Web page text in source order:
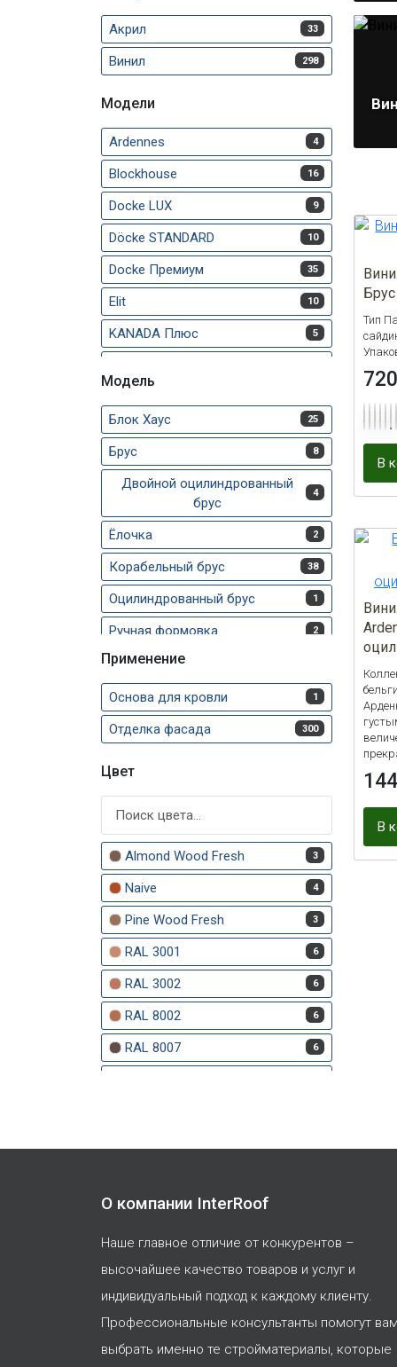
Акрил 33
Винил 298
Модели
Ardennes 4
Blockhouse 16
Docke LUX 9
Döcke STANDARD 10
Docke Премиум 35
Elit 10
KANADA Плюс 5
Premium софит Estetic 2
Альта-Брус Люкс 1
Альта-Брус Премиум 1
Альта-Сайдинг 2
Аляска 2
БлокХаус 7
Карелия 13
Классик
Классика slim 6
Комплектующие 88
Корабельная доска
Корабельная доска SLIM
Сайдинг архитектурный
Сайдинг вертикальный 3
Стоун-хаус 26
Тимберблок 36
Хокла 9
Модель
Блок Хаус 25
Брус 8
Двойной оцилиндрованный
брус
4
Ёлочка 2
Корабельный брус 38
Оцилиндрованный брус 1
Ручная формовка 2
Применение
Основа для кровли 1
Отделка фасада 300
Цвет
Almond Wood Fresh 3
Naive 4
Pine Wood Fresh 3
RAL 3001 6
RAL 3002 6
RAL 8002 6
RAL 8007 6
Ангарская сосна
Арабика 11
Арахис 1
Асти 8
Банан
Тип
В
В
О компании InterRoof
Наше главное отличие от конкурентов –
высочайшее качество товаров и услуг и
индивидуальный подход к каждому клиенту.
Профессиональные консультанты помогут
выбрать именно те стройматериалы, которые